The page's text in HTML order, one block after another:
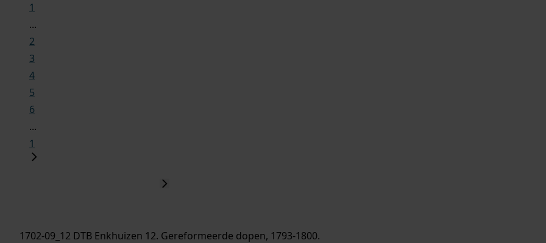
1
...
2
3
4
5
6
...
1
1702-09_12 DTB Enkhuizen 12. Gereformeerde dopen, 1793-1800.